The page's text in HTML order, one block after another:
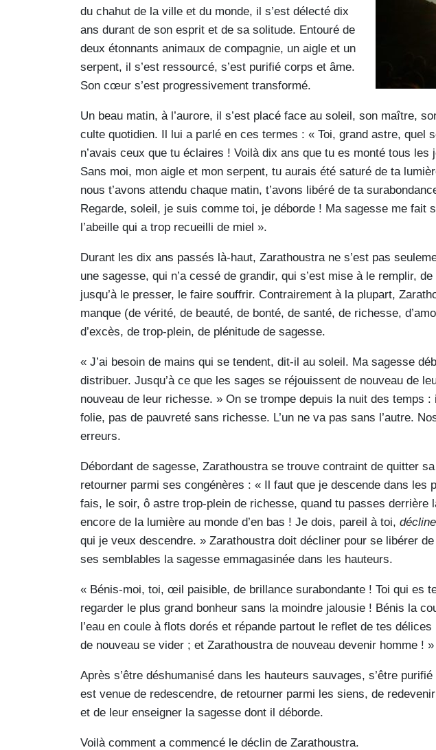
du chahut de la ville et du monde, il s’est délecté dix
ans durant de son esprit et de sa solitude. Entouré de
deux étonnants animaux de compagnie, un aigle et un
serpent, il s’est ressourcé, s’est purifié corps et âme.
Son cœur s’est progressivement transformé.
Un beau matin, à l’aurore, il s’est placé face au soleil, son maître,
culte quotidien. Il lui a parlé en ces termes : « Toi, grand astre, quel
n’avais ceux que tu éclaires ! Voilà dix ans que tu es monté tous
Sans moi, mon aigle et mon serpent, tu aurais été saturé de ta
nous t’avons attendu chaque matin, t’avons libéré de ta
Regarde, soleil, je suis comme toi, je déborde ! Ma sagesse me fait
l’abeille qui a trop recueilli de miel ».
Durant les dix ans passés là-haut, Zarathoustra ne s’est pas
une sagesse, qui n’a cessé de grandir, qui s’est mise à le remplir,
jusqu’à le presser, le faire souffrir. Contrairement à la plupart,
manque (de vérité, de beauté, de bonté, de santé, de richesse,
d’excès, de trop-plein, de plénitude de sagesse.
« J’ai besoin de mains qui se tendent, dit-il au soleil. Ma sagesse
distribuer. Jusqu’à ce que les sages se réjouissent de nouveau de
nouveau de leur richesse. » On se trompe depuis la nuit des temps :
folie, pas de pauvreté sans richesse. L’un ne va pas sans l’autre.
erreurs.
Débordant de sagesse, Zarathoustra se trouve contraint de quitter
retourner parmi ses congénères : « Il faut que je descende dans les
fais, le soir, ô astre trop-plein de richesse, quand tu passes derrière
encore de la lumière au monde d’en bas ! Je dois, pareil à toi,
qui je veux descendre. » Zarathoustra doit décliner pour se libérer
ses semblables la sagesse emmagasinée dans les hauteurs.
« Bénis-moi, toi, œil paisible, de brillance surabondante ! Toi qui es
regarder le plus grand bonheur sans la moindre jalousie ! Bénis la
l’eau en coule à flots dorés et répande partout le reflet de tes
de nouveau se vider ; et Zarathoustra de nouveau devenir homme ! »
Après s’être déshumanisé dans les hauteurs sauvages, s’être
est venue de redescendre, de retourner parmi les siens, de
et de leur enseigner la sagesse dont il déborde.
Voilà comment a commencé le déclin de Zarathoustra.